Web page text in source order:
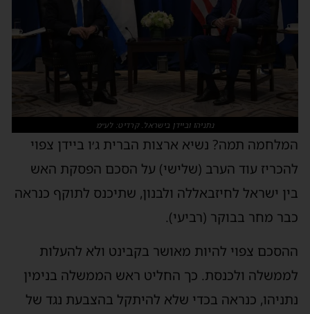
נתניהו וביידן בישראל. קרדיט: לע״מ
המלחמה תמה? נשיא ארצות הברית ג׳ו ביידן צפוי
להכריז עוד הערב (שלישי) על הסכם הפסקת האש
בין ישראל לחיזבאללה ולבנון, שתיכנס לתוקף כנראה
כבר מחר בבוקר (רביעי).
ההסכם צפוי להיות מאושר בקבינט ולא להעלות
לממשלה ולכנסת. כך החליט ראש הממשלה בנימין
נתניהו, כנראה בכדי שלא להיתקל בהצבעת נגד של